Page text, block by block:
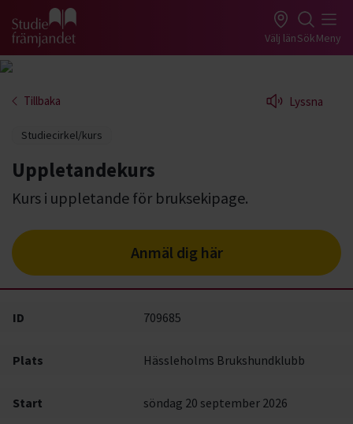
Gå till studiefrämjandets startsida Välj länSökMeny
Tillbaka Lyssna
Studiecirkel/kurs
Uppletandekurs
Kurs i uppletande för bruksekipage.
Anmäl dig här
ID 709685
Plats Hässleholms Brukshundklubb
Start söndag 20 september 2026